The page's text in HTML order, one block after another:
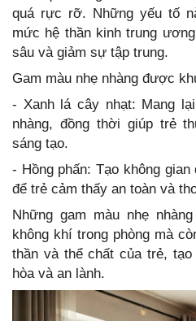
quá rực rỡ. Những yếu tố
mức hệ thần kinh trung
sâu và giảm sự tập trung.
Gam màu nhẹ nhàng được
- Xanh lá cây nhạt: Mang
nhàng, đồng thời giúp trẻ
sáng tạo.
- Hồng phấn: Tạo không
để trẻ cảm thấy an toàn và
Những gam màu nhẹ
không khí trong phòng mà
thần và thể chất của trẻ,
hòa và an lành.